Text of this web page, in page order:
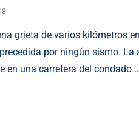
grieta de varios kilómetros
por ningún sismo. La
en una carretera del condado